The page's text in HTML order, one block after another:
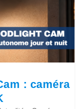
: caméra